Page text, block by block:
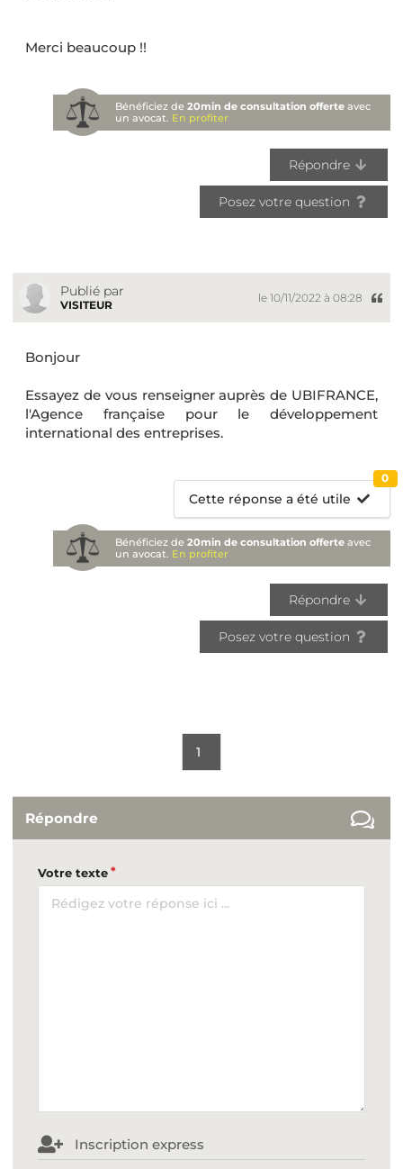
Merci beaucoup !!
Bénéficiez de20min de consultation offerte avec
un avocat. En profiter
Répondre
Posez votre question
Publié par
VISITEUR
le 10/11/2022 à 08:28
Bonjour
Essayez de vous renseigner auprès de UBIFRANCE,
l'Agence française pour le développement
international des entreprises.
Cette réponse a été utile
0
Bénéficiez de20min de consultation offerte avec
un avocat. En profiter
Répondre
Posez votre question
1
Répondre
Votre texte
Inscription express